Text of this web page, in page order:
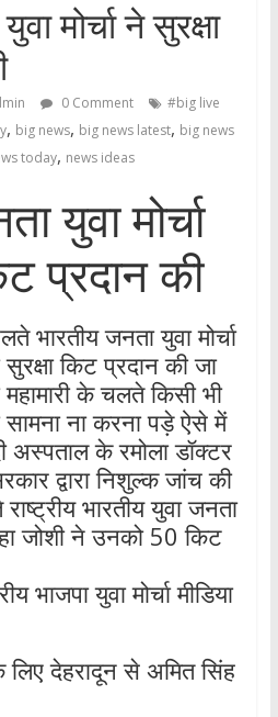
मोर्चा ने सुरक्षा
0 Comment
#big live
, big news, big news latest, big news
today, news ideas
युवा मोर्चा
प्रदान की
भारतीय जनता युवा मोर्चा
किट प्रदान की जा
के चलते किसी भी
सामना ना करना पड़े ऐसे में
अस्पताल के रमोला डॉक्टर
द्वारा निशुल्क जांच की
भारतीय युवा जनता
जोशी ने उनको 50 किट
भाजपा युवा मोर्चा मीडिया
देहरादून से अमित सिंह